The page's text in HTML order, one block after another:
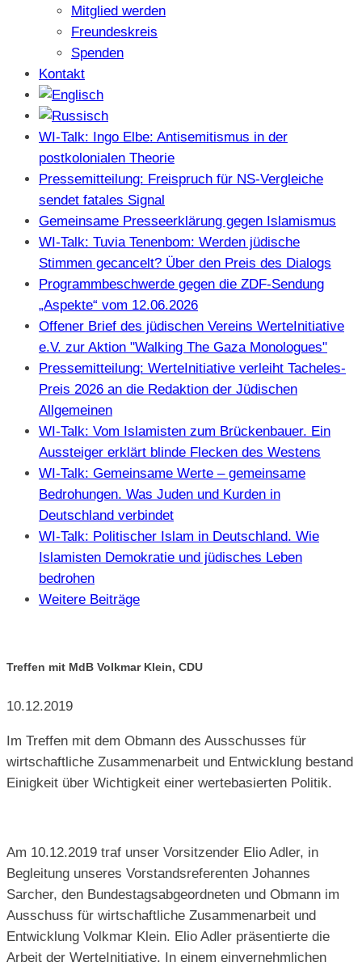
Mitglied werden
Freundeskreis
Spenden
Kontakt
WI-Talk: Ingo Elbe: Antisemitismus in der
postkolonialen Theorie
Pressemitteilung: Freispruch für NS-Vergleiche
sendet fatales Signal
Gemeinsame Presseerklärung gegen Islamismus
WI-Talk: Tuvia Tenenbom: Werden jüdische
Stimmen gecancelt? Über den Preis des Dialogs
Programmbeschwerde gegen die ZDF-Sendung
„Aspekte“ vom 12.06.2026
Offener Brief des jüdischen Vereins WerteInitiative
e.V. zur Aktion "Walking The Gaza Monologues"
Pressemitteilung: WerteInitiative verleiht Tacheles-
Preis 2026 an die Redaktion der Jüdischen
Allgemeinen
WI-Talk: Vom Islamisten zum Brückenbauer. Ein
Aussteiger erklärt blinde Flecken des Westens
WI-Talk: Gemeinsame Werte – gemeinsame
Bedrohungen. Was Juden und Kurden in
Deutschland verbindet
WI-Talk: Politischer Islam in Deutschland. Wie
Islamisten Demokratie und jüdisches Leben
bedrohen
Weitere Beiträge
Treffen mit MdB Volkmar Klein, CDU
10.12.2019
Im Treffen mit dem Obmann des Ausschusses für
wirtschaftliche Zusammenarbeit und Entwicklung bestand
Einigkeit über Wichtigkeit einer wertebasierten Politik.
Am 10.12.2019 traf unser Vorsitzender Elio Adler, in
Begleitung unseres Vorstandsreferenten Johannes
Sarcher, den Bundestagsabgeordneten und Obmann im
Ausschuss für wirtschaftliche Zusammenarbeit und
Entwicklung Volkmar Klein. Elio Adler präsentierte die
Arbeit der WerteInitiative. In einem einvernehmlichen